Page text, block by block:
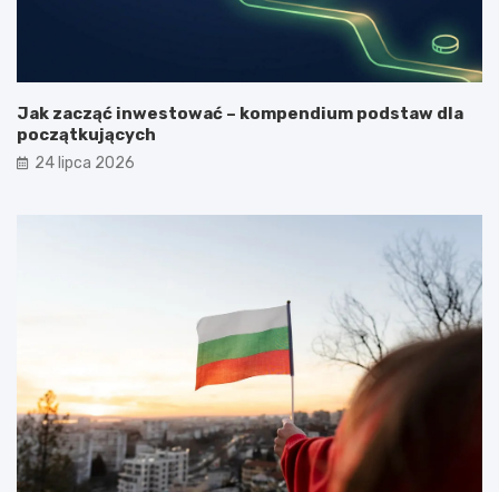
Jak zacząć inwestować – kompendium podstaw dla
początkujących
24 lipca 2026